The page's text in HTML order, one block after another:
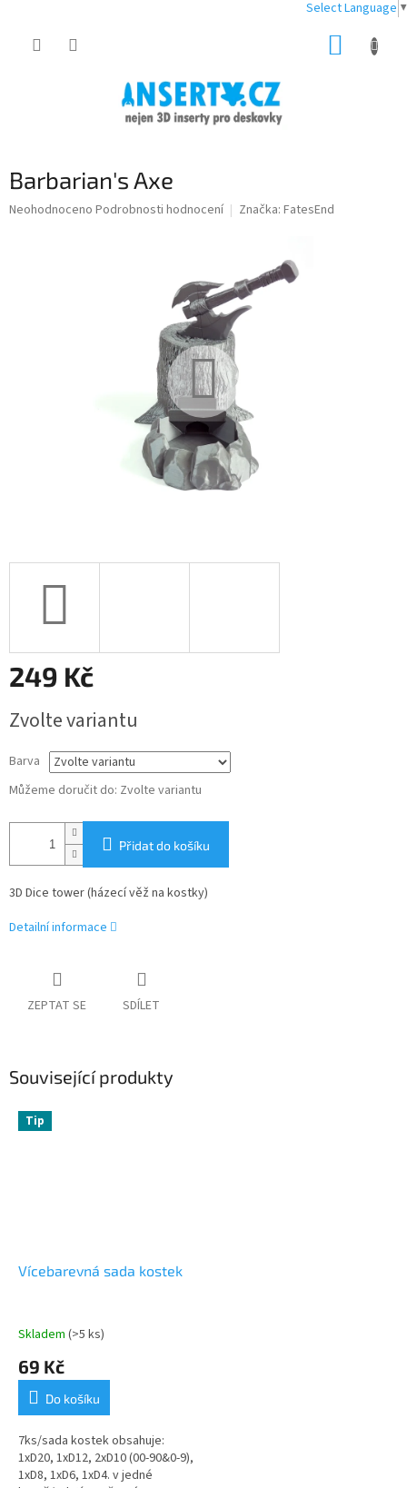
Select Language ▼
Barbarian's Axe
Průměrné
Neohodnoceno Podrobnosti hodnocení Značka: FatesEnd
249 Kč
cena:
Zvolte variantu
Barva
Můžeme doručit do: Zvolte variantu
Přidat do košíku
3D Dice tower (házecí věž na kostky)
Detailní informace
ZEPTAT SE SDÍLET
Související produkty
Tip
Vícebarevná sada kostek
Skladem (>5 ks)
69 Kč
Do košíku
7ks/sada kostek obsahuje:
1xD20, 1xD12, 2xD10 (00-90&0-9),
1xD8, 1xD6, 1xD4. v jedné